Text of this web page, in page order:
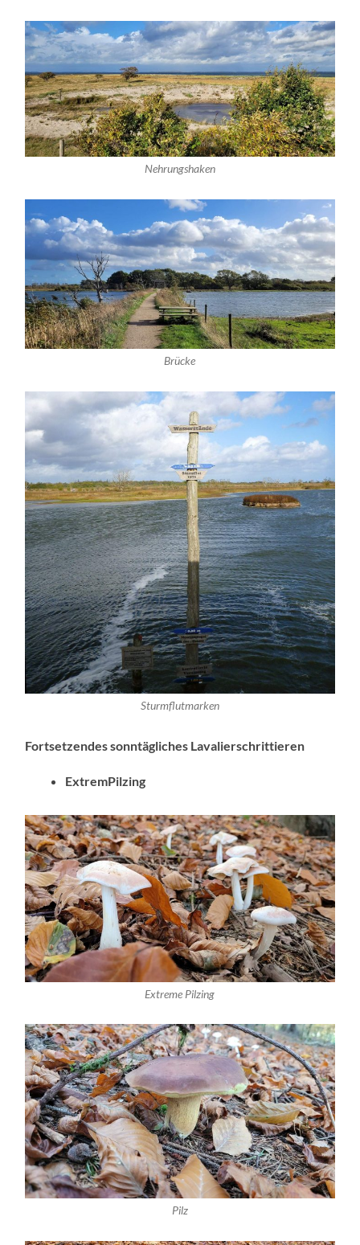
Nehrungshaken
Brücke
Sturmflutmarken
Fortsetzendes sonntägliches Lavalierschrittieren
ExtremPilzing
Extreme Pilzing
Pilz